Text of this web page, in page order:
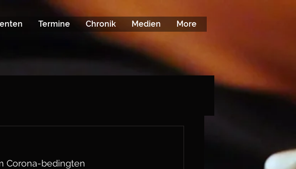
Termine Chronik Medien More
Corona-bedingten